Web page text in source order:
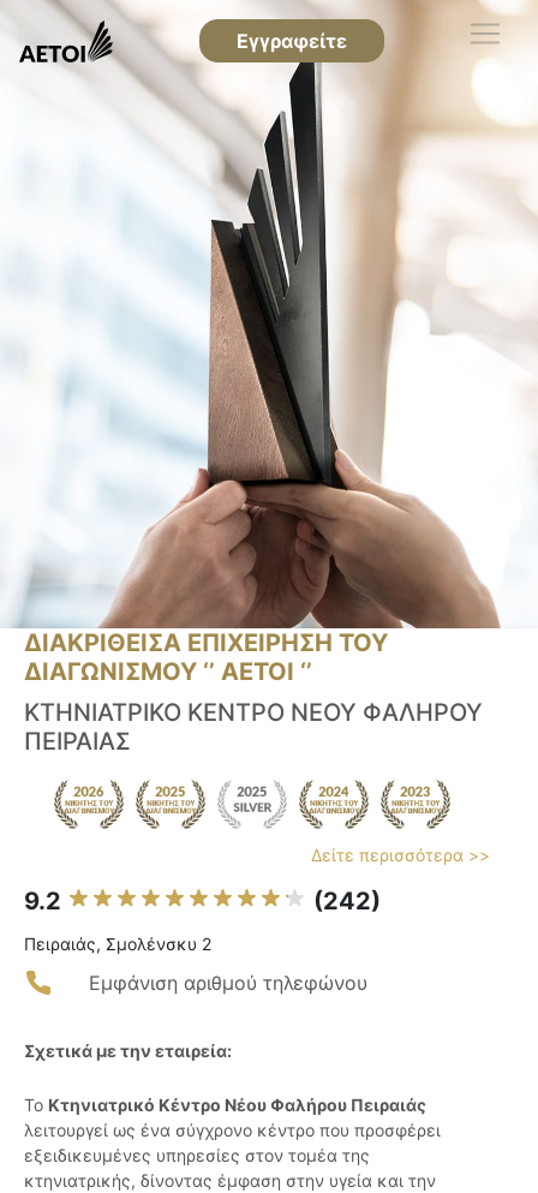
Εγγραφείτε
ΔΙΑΚΡΙΘΕΙΣΑ ΕΠΙΧΕΙΡΗΣΗ ΤΟΥ
ΔΙΑΓΩΝΙΣΜΟΥ ‘’ ΑΕΤΟΙ ‘’
ΚΤΗΝΙΑΤΡΙΚΟ ΚΕΝΤΡΟ ΝΕΟΥ ΦΑΛΗΡΟΥ
ΠΕΙΡΑΙΑΣ
Δείτε περισσότερα >>
9.2 (242)
Πειραιάς, Σμολένσκυ 2
Εμφάνιση αριθμού τηλεφώνου
Σχετικά με την εταιρεία:
Το Κτηνιατρικό Κέντρο Νέου Φαλήρου Πειραιάς
λειτουργεί ως ένα σύγχρονο κέντρο που προσφέρει
εξειδικευμένες υπηρεσίες στον τομέα της
κτηνιατρικής, δίνοντας έμφαση στην υγεία και την